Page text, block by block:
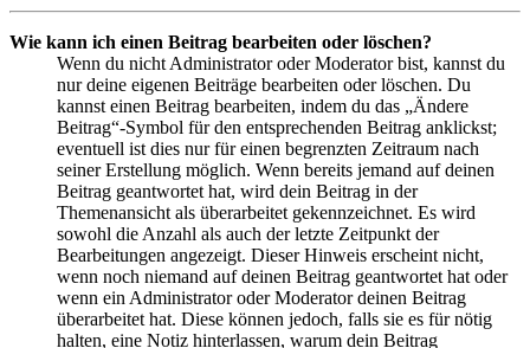
Wie kann ich einen Beitrag bearbeiten oder löschen?
Wenn du nicht Administrator oder Moderator bist, kannst du
nur deine eigenen Beiträge bearbeiten oder löschen. Du
kannst einen Beitrag bearbeiten, indem du das „Ändere
Beitrag“-Symbol für den entsprechenden Beitrag anklickst;
eventuell ist dies nur für einen begrenzten Zeitraum nach
seiner Erstellung möglich. Wenn bereits jemand auf deinen
Beitrag geantwortet hat, wird dein Beitrag in der
Themenansicht als überarbeitet gekennzeichnet. Es wird
sowohl die Anzahl als auch der letzte Zeitpunkt der
Bearbeitungen angezeigt. Dieser Hinweis erscheint nicht,
wenn noch niemand auf deinen Beitrag geantwortet hat oder
wenn ein Administrator oder Moderator deinen Beitrag
überarbeitet hat. Diese können jedoch, falls sie es für nötig
halten, eine Notiz hinterlassen, warum dein Beitrag